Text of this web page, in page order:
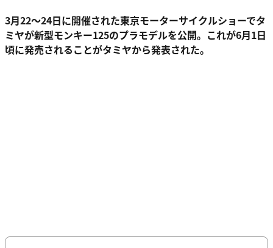
3月22～24日に開催された東京モーターサイクルショーでタ
ミヤが新型モンキー125のプラモデルを公開。これが6月1日
頃に発売されることがタミヤから発表された。